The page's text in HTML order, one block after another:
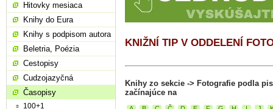
KNIŽNÍ TIP V ODDELENÍ
Knihy zo sekcie -> Fotografie podla
začínajúce na
Hitovky mesiaca
Knihy do Eura
Knihy s podpisom autora
Beletria, Poézia
Cestopisy
Cudzojazyčná
Časopisy
100+1